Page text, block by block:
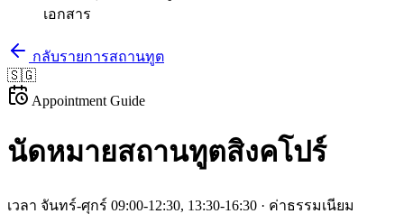
เอกสาร
กลับรายการสถานทูต
🇸🇬
Appointment Guide
นัดหมายสถานทูตสิงคโปร์
เวลา จันทร์-ศุกร์ 09:00-12:30, 13:30-16:30 · ค่าธรรมเนียม